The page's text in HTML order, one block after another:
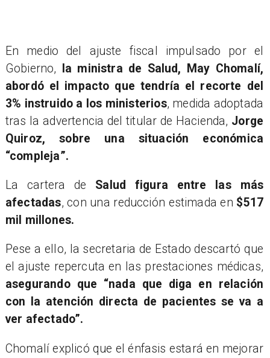
En medio del ajuste fiscal impulsado por el
Gobierno,
la ministra de Salud, May Chomalí,
abordó el impacto que tendría el recorte del
3% instruido a los ministerios, medida adoptada
tras la advertencia del titular de Hacienda, Jorge
Quiroz, sobre una situación económica
“compleja”.
La cartera de Salud figura entre las más
afectadas, con una reducción estimada en $517
mil millones.
Pese a ello, la secretaria de Estado descartó que
el ajuste repercuta en las prestaciones médicas,
asegurando que “nada que diga en relación
con la atención directa de pacientes se va a
ver afectado”.
Chomalí explicó que el énfasis estará en mejorar